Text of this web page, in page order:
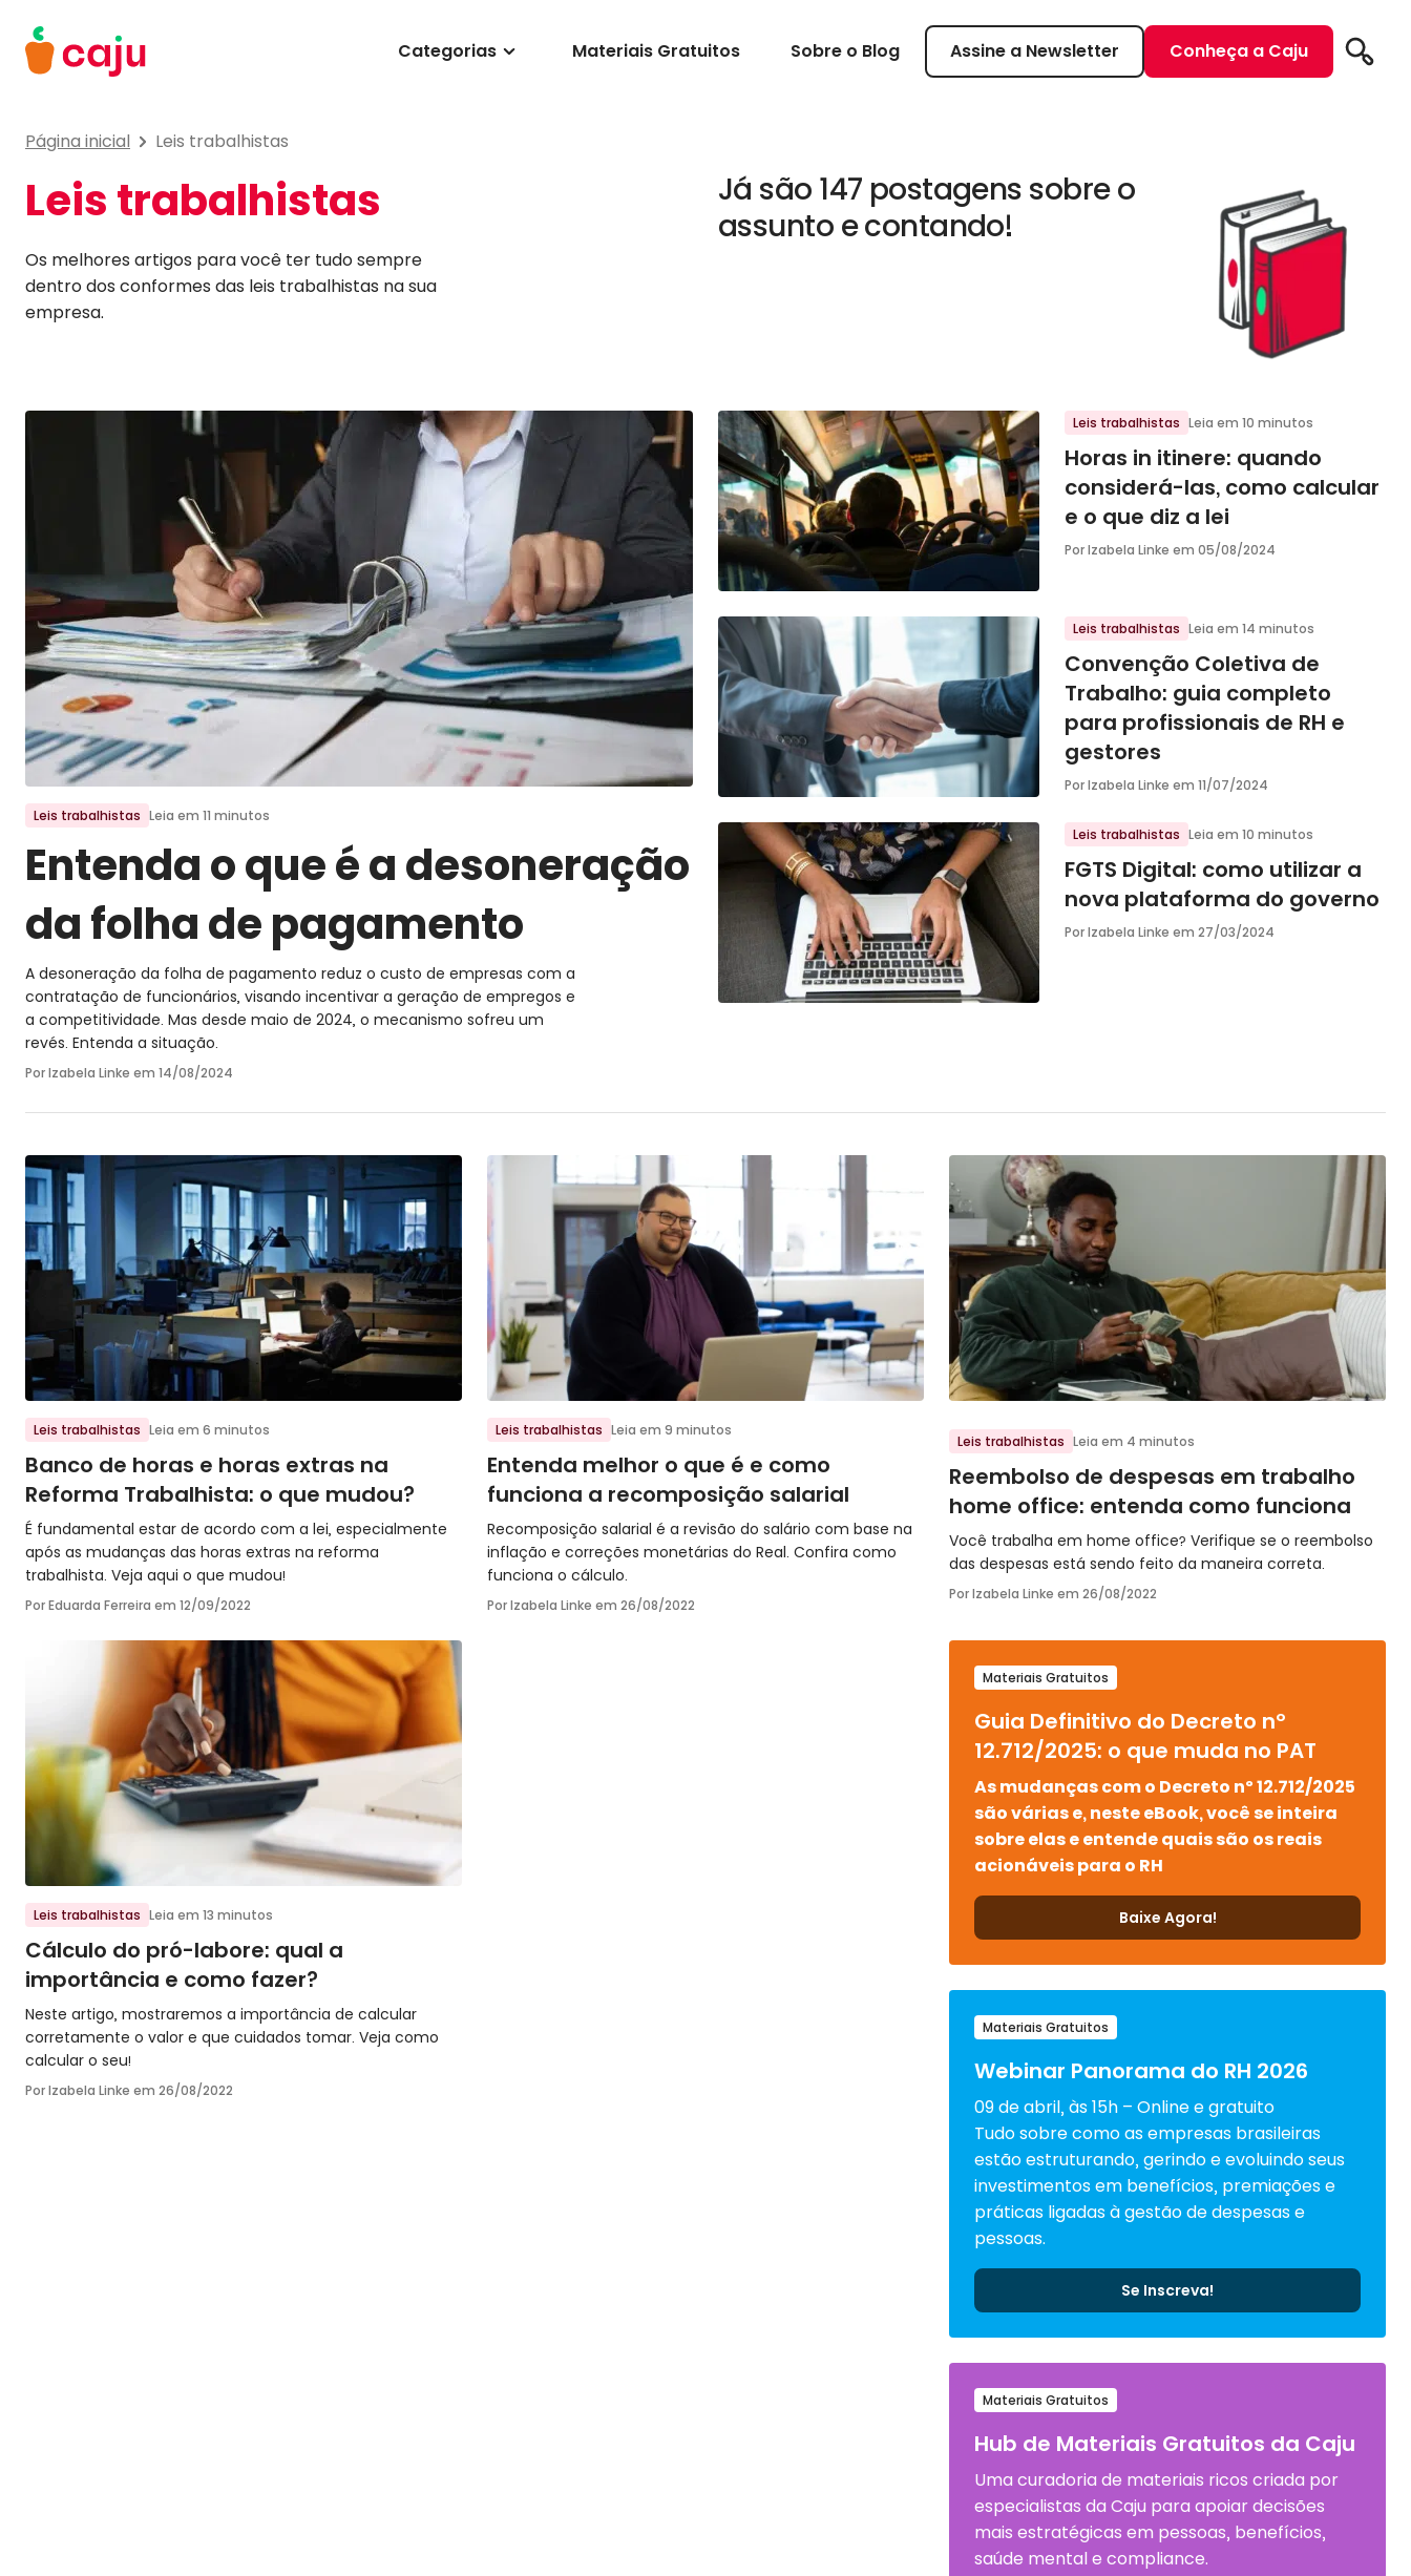
Menu Principal
Categorias Materiais Gratuitos Sobre o Blog Assine a Newsletter Conheça a Caju
Página inicial Leis trabalhistas
Leis trabalhistas
Os melhores artigos para você ter tudo sempre
dentro dos conformes das leis trabalhistas na sua
empresa.
Já são 147 postagens sobre o
assunto e contando!
Matérias em Destaque
Ir para o post
Leis trabalhistas Leia em 11 minutos
Entenda o que é a desoneração
da folha de pagamento
A desoneração da folha de pagamento reduz o custo de empresas com a
contratação de funcionários, visando incentivar a geração de empregos e
a competitividade. Mas desde maio de 2024, o mecanismo sofreu um
revés. Entenda a situação.
Por Izabela Linke em 14/08/2024
Leis trabalhistas Leia em 10 minutos
Horas in itinere: quando
considerá-las, como calcular
e o que diz a lei
Por Izabela Linke em 05/08/2024
Leis trabalhistas Leia em 14 minutos
Convenção Coletiva de
Trabalho: guia completo
para profissionais de RH e
gestores
Por Izabela Linke em 11/07/2024
Leis trabalhistas Leia em 10 minutos
FGTS Digital: como utilizar a
nova plataforma do governo
Por Izabela Linke em 27/03/2024
Ir para o post
Leis trabalhistas Leia em 6 minutos
Banco de horas e horas extras na
Reforma Trabalhista: o que mudou?
É fundamental estar de acordo com a lei, especialmente
após as mudanças das horas extras na reforma
trabalhista. Veja aqui o que mudou!
Por Eduarda Ferreira em 12/09/2022
Ir para o post
Leis trabalhistas Leia em 9 minutos
Entenda melhor o que é e como
funciona a recomposição salarial
Recomposição salarial é a revisão do salário com base na
inflação e correções monetárias do Real. Confira como
funciona o cálculo.
Por Izabela Linke em 26/08/2022
Leis trabalhistas Leia em 4 minutos
Reembolso de despesas em trabalho
home office: entenda como funciona
Você trabalha em home office? Verifique se o reembolso
das despesas está sendo feito da maneira correta.
Por Izabela Linke em 26/08/2022
Ir para o post
Leis trabalhistas Leia em 13 minutos
Cálculo do pró-labore: qual a
importância e como fazer?
Neste artigo, mostraremos a importância de calcular
corretamente o valor e que cuidados tomar. Veja como
calcular o seu!
Por Izabela Linke em 26/08/2022
Materiais Gratuitos
Guia Definitivo do Decreto nº
12.712/2025: o que muda no PAT
As mudanças com o Decreto nº 12.712/2025
são várias e, neste eBook, você se inteira
sobre elas e entende quais são os reais
acionáveis para o RH
Baixe Agora!
Materiais Gratuitos
Webinar Panorama do RH 2026
09 de abril, às 15h – Online e gratuito
Tudo sobre como as empresas brasileiras
estão estruturando, gerindo e evoluindo seus
investimentos em benefícios, premiações e
práticas ligadas à gestão de despesas e
pessoas.
Se Inscreva!
Materiais Gratuitos
Hub de Materiais Gratuitos da Caju
Uma curadoria de materiais ricos criada por
especialistas da Caju para apoiar decisões
mais estratégicas em pessoas, benefícios,
saúde mental e compliance.